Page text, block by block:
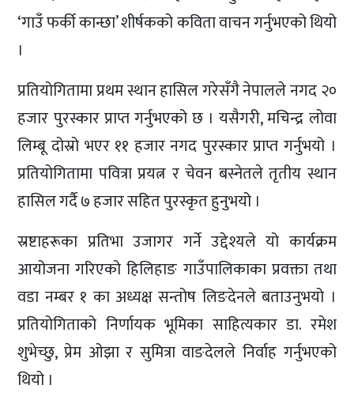
‘गाउँ फर्की कान्छा’ शीर्षकको कविता वाचन गर्नुभएको थियो
।
प्रतियोगितामा प्रथम स्थान हासिल गरेसँगै नेपालले नगद २०
हजार पुरस्कार प्राप्त गर्नुभएको छ । यसैगरी, मचिन्द्र लोवा
लिम्बू दोस्रो भएर ११ हजार नगद पुरस्कार प्राप्त गर्नुभयो ।
प्रतियोगितामा पवित्रा प्रयत्न र चेवन बस्नेतले तृतीय स्थान
हासिल गर्दै ७ हजार सहित पुरस्कृत हुनुभयो ।
स्रष्टाहरूका प्रतिभा उजागर गर्ने उद्देश्यले यो कार्यक्रम
आयोजना गरिएको हिलिहाङ गाउँपालिकाका प्रवक्ता तथा
वडा नम्बर १ का अध्यक्ष सन्तोष लिङदेनले बताउनुभयो ।
प्रतियोगिताको निर्णायक भूमिका साहित्यकार डा. रमेश
शुभेच्छु, प्रेम ओझा र सुमित्रा वाङदेलले निर्वाह गर्नुभएको
थियो ।